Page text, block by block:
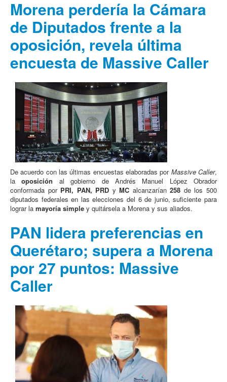
Morena perdería la Cámara
de Diputados frente a la
oposición, revela última
encuesta de Massive Caller
De acuerdo con las últimas encuestas elaboradas por Massive Caller,
laoposición al gobierno de Andrés Manuel López Obrador
conformada por PRI, PAN, PRD yMC alcanzarían258 de los 500
diputados federales en las elecciones del 6 de junio, suficiente para
lograr la mayoría simple y quitársela a Morena y sus aliados.
PAN lidera preferencias en
Querétaro; supera a Morena
por 27 puntos: Massive
Caller